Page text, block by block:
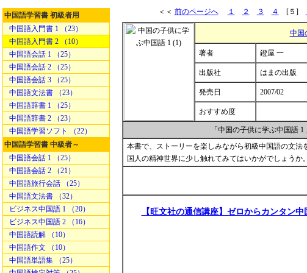
中国語学習書 初級者用
中国語入門書 1 （23）
中国語入門書 2 （10）
中国語会話 1 （25）
中国語会話 2 （25）
中国語会話 3 （25）
中国語文法書 （23）
中国語辞書 1 （25）
中国語辞書 2 （23）
中国語学習ソフト （22）
中国語学習書 中級者～
中国語会話 1 （25）
中国語会話 2 （21）
中国語旅行会話 （25）
中国語文法書 （32）
ビジネス中国語 1 （20）
ビジネス中国語 2 （16）
中国語読解 （10）
中国語作文 （10）
中国語単語集 （25）
＜＜ 前のページへ １ ２ ３ ４ [５]
中国
著者 鐙屋 一
出版社 はまの出版
発売日 2007/02
おすすめ度
「中国の子供に学ぶ中国語
本書で、ストーリーを楽しみながら初級中国語の文
国人の精神世界に少し触れてみてはいかがでしょうか。
【旺文社の通信講座】ゼロからカンタン中